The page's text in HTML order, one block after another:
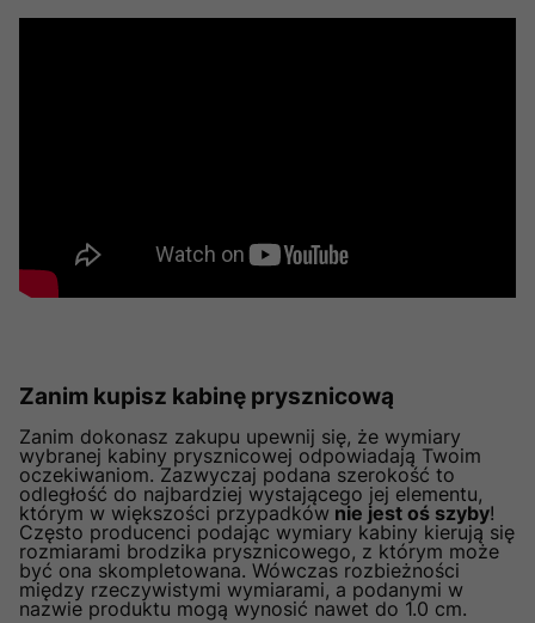
Zanim kupisz kabinę prysznicową
Zanim dokonasz zakupu upewnij się, że wymiary
wybranej kabiny prysznicowej odpowiadają Twoim
oczekiwaniom. Zazwyczaj podana szerokość to
odległość do najbardziej wystającego jej elementu,
którym w większości przypadków nie jest oś szyby!
Często producenci podając wymiary kabiny kierują się
rozmiarami brodzika prysznicowego, z którym może
być ona skompletowana. Wówczas rozbieżności
między rzeczywistymi wymiarami, a podanymi w
nazwie produktu mogą wynosić nawet do 1.0 cm.